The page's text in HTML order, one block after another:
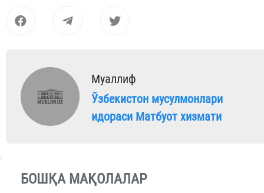
Муаллиф
Ўзбекистон мусулмонлари
идораси Матбуот хизмати
БОШҚА МАҚОЛАЛАР